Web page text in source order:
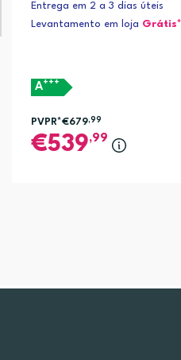
Entrega em 2 a 3 dias úteis
Levantamento em loja Grátis*
A+++
PVPR*€679,99
539,99